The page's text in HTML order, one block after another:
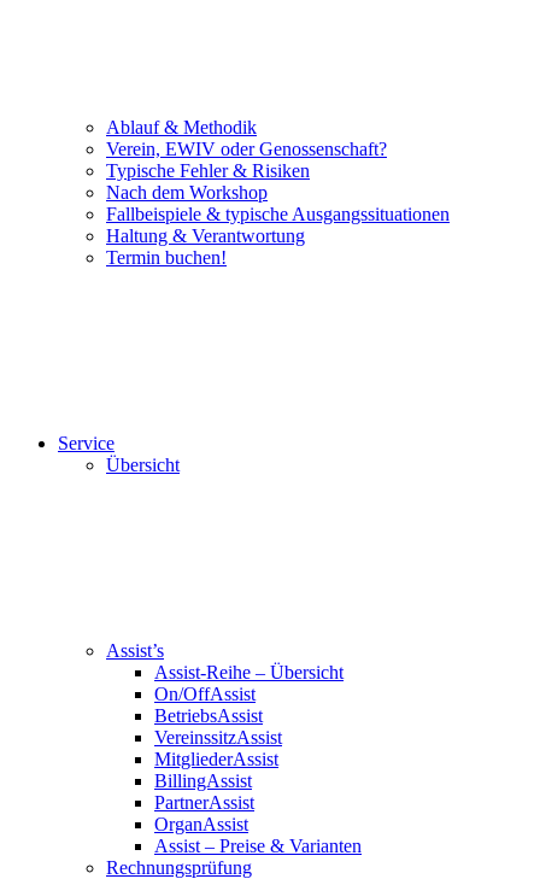
Ablauf & Methodik
Verein, EWIV oder Genossenschaft?
Typische Fehler & Risiken
Nach dem Workshop
Fallbeispiele & typische Ausgangssituationen
Haltung & Verantwortung
Termin buchen!
Service
Übersicht
Assist’s
Assist-Reihe – Übersicht
On/OffAssist
BetriebsAssist
VereinssitzAssist
MitgliederAssist
BillingAssist
PartnerAssist
OrganAssist
Assist – Preise & Varianten
Rechnungsprüfung